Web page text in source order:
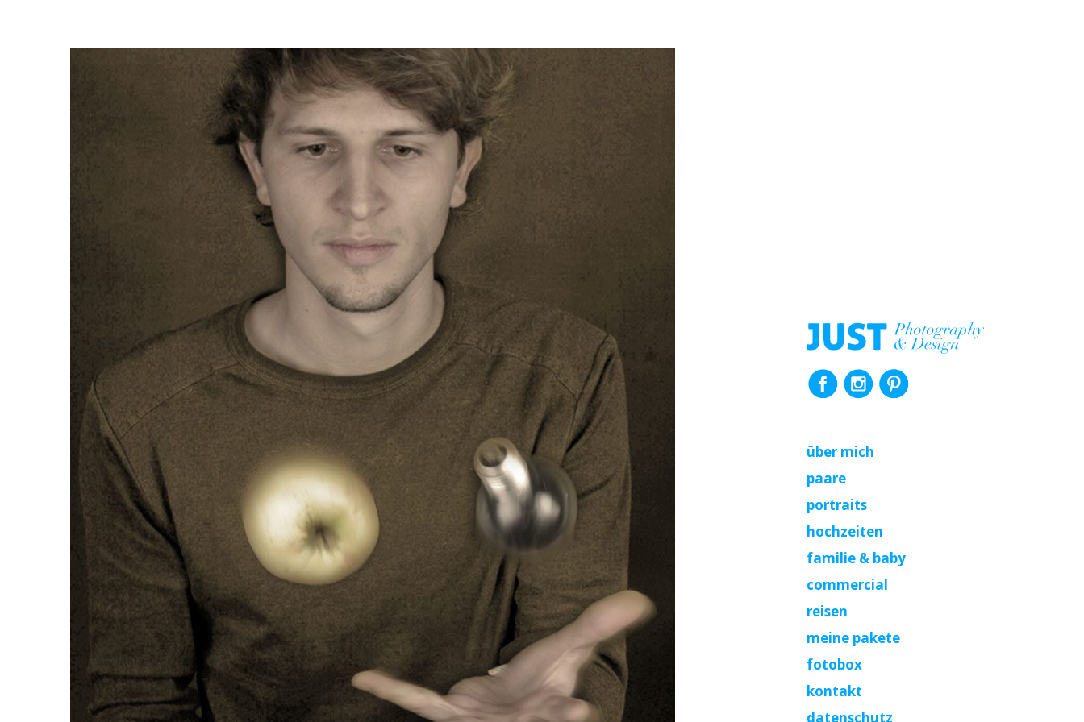
über mich
paare
portraits
hochzeiten
familie & baby
commercial
reisen
meine pakete
fotobox
kontakt
datenschutz